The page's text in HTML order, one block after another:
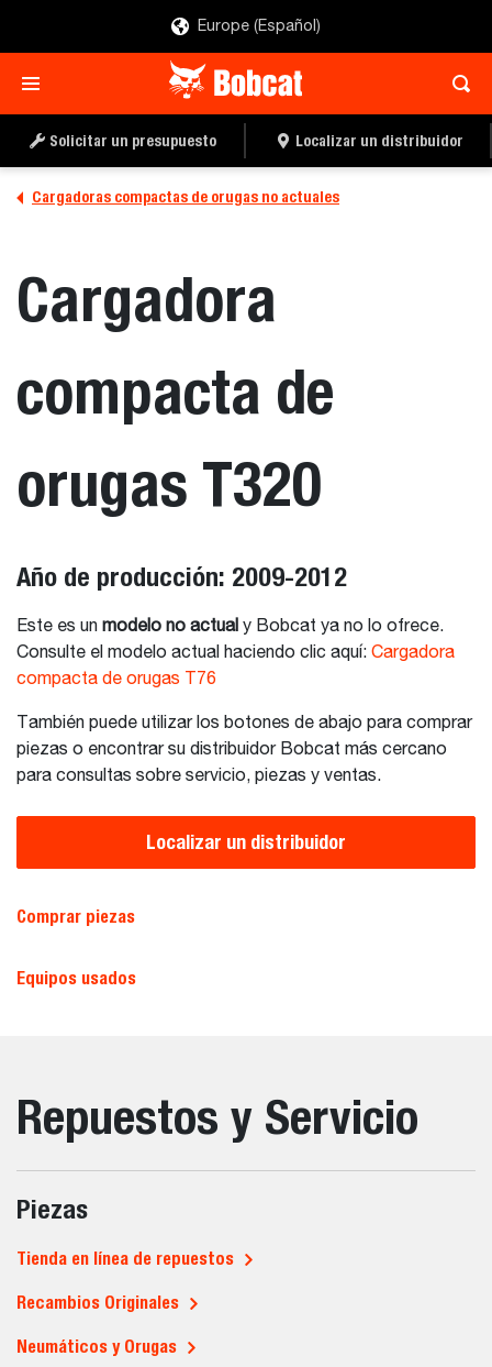
Europe (Español)
Solicitar un presupuesto Localizar un distribuidor
Cargadoras compactas de orugas no actuales
Cargadora
compacta de
orugas T320
Año de producción: 2009-2012
Este es un modelo no actual y Bobcat ya no lo ofrece.
Consulte el modelo actual haciendo clic aquí: Cargadora
compacta de orugas T76
También puede utilizar los botones de abajo para comprar
piezas o encontrar su distribuidor Bobcat más cercano
para consultas sobre servicio, piezas y ventas.
Localizar un distribuidor
Comprar piezas
Equipos usados
Repuestos y Servicio
Piezas
Tienda en línea de repuestos
Recambios Originales
Neumáticos y Orugas